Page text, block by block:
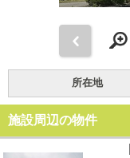
所在地
施設周辺の物件